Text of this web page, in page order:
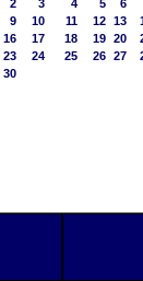
2 3 4 5 6
9 10 11 12 13
16 17 18 19 20
23 24 25 26 27
30